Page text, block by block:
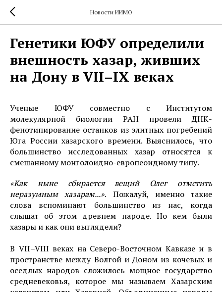
Новости ИИМО
Генетики ЮФУ определили
внешность хазар, живших
на Дону в VII–IX веках
Ученые ЮФУ совместно с Институтом
молекулярной биологии РАН провели ДНК-
фенотипирование останков из элитных погребений
Юга России хазарского времени. Выяснилось, что
большинство исследованных хазар относятся к
смешанному монголоидно-европеоидному типу.
«Как ныне сбирается вещий Олег отмстить
неразумным хазарам...». Пожалуй, именно такие
слова вспоминают большинство из нас, когда
слышат об этом древнем народе. Но кем были
хазары и как они выглядели?
В VII–VIII веках на Северо-Восточном Кавказе и в
пространстве между Волгой и Доном из кочевых и
оседлых народов сложилось мощное государство
средневековья, которое мы называем Хазарским